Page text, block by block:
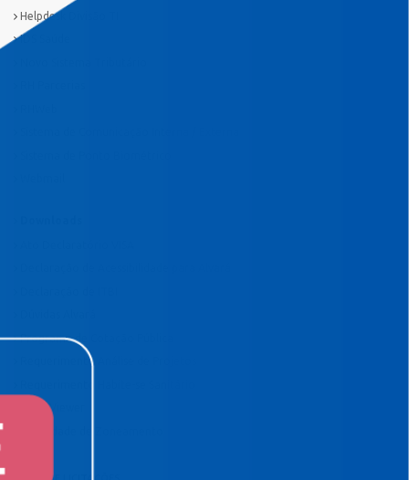
Helpdesk Divisão TI
IDS Saúde
Programa de Cotação Pública
Requerimento Análise de Projetos
TeamViewer